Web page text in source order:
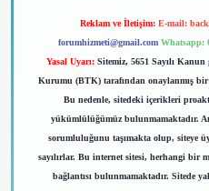
Reklam ve İletişim: E-mail:
forumhizmeti@gmail.com Whatsapp:
Yasal Uyarı: Sitemiz, 5651 Sayılı
Kurumu (BTK) tarafından onaylanmış bir
Bu nedenle, sitedeki içerikleri
yükümlülüğümüz bulunmamaktadır.
sorumluluğunu taşımakta olup, siteye
sayılırlar. Bu internet sitesi, herhangi bir
bağlantısı bulunmamaktadır. Sitede